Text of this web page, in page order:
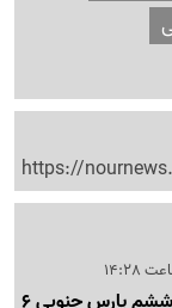
https://